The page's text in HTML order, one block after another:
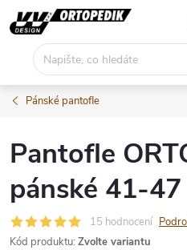
Přejít
na
Pánské pantofle
Pantofle
pánské 41-47
15 hodnocení
Kód produktu: Zvolte variantu